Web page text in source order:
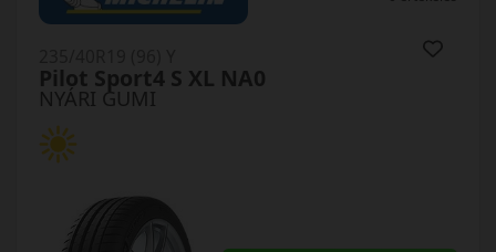
NYÁRI GUMI
Pilot Sport4 S XL NA0